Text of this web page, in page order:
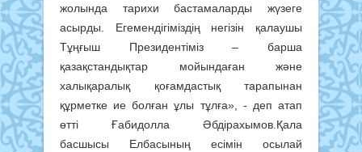
жолында тарихи бастамаларды жүзеге
асырды. Егемендігіміздің негізін қалаушы
Тұңғыш Президентіміз – барша
қазақстандықтар мойындаған және
халықаралық қоғамдастық тарапынан
құрметке ие болған ұлы тұлға», - деп атап
өтті Ғабидолла Әбдірахымов.Қала
басшысы Елбасының есімін осылай